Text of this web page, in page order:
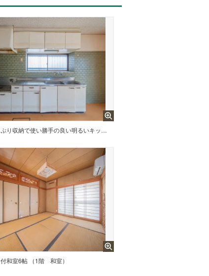
たっぷり収納で使い勝手の良い明るいキッチン
和室6帖 （1階 和室）